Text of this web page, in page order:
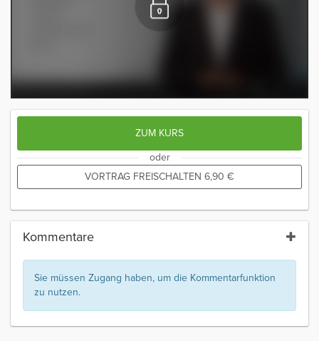
ZUM KURS
oder
VORTRAG FREISCHALTEN 6,90 €
Kommentare
Sie müssen Zugang haben, um die Kommentarfunktion
zu nutzen.